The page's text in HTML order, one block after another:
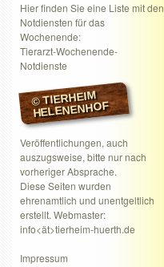
Hier finden Sie eine Liste mit den
Notdiensten für das
Wochenende:
Tierarzt-Wochenende-
Notdienste
© TIERHEIM
HELENENHOF
Veröffentlichungen, auch
auszugsweise, bitte nur nach
vorheriger Absprache.
Diese Seiten wurden
ehrenamtlich und unentgeltlich
erstellt. Webmaster:
info<ät>tierheim-huerth.de
Impressum